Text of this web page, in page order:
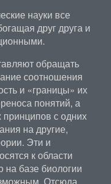
науки все
друг друга и
обращать
соотношения
и «границы» их
понятий, а
принципов с одних
на другие,
Эти и
к области
базе биологии